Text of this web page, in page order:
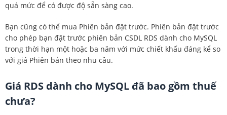
quá mức để có được độ sẵn sàng cao.
Bạn cũng có thể mua Phiên bản đặt trước. Phiên bản đặt trước
cho phép bạn đặt trước phiên bản CSDL RDS dành cho MySQL
trong thời hạn một hoặc ba năm với mức chiết khấu đáng kể so
với giá Phiên bản theo nhu cầu.
Giá RDS dành cho MySQL đã bao gồm thuế
chưa?